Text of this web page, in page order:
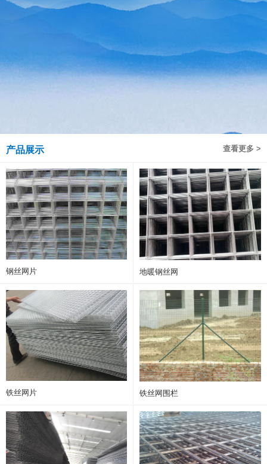
查看更多 >
产品展示
钢丝网片 地暖钢丝网
铁丝网片 铁丝网围栏